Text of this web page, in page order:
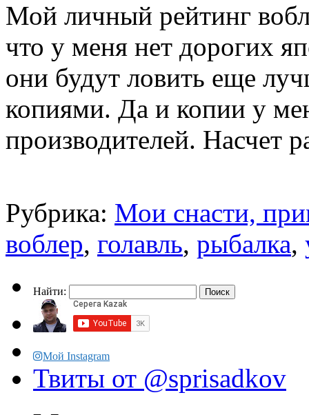
Мой личный рейтинг
что у меня нет дорогих
они будут ловить еще
копиями. Да и копии у
производителей. Насчет
Рубрика: Мои снасти,
воблер, голавль, рыбалка,
Найти:
Мой Instagram
Твиты от @sprisadkov